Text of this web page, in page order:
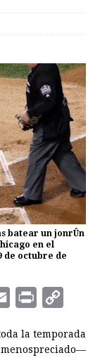
batear un jonrÛn
en el
de octubre de
a
i
p
la temporada